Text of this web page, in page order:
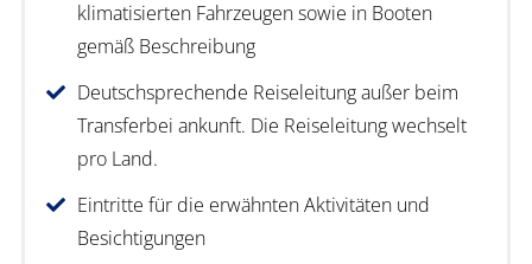
klimatisierten Fahrzeugen sowie in Booten
gemäß Beschreibung
Deutschsprechende Reiseleitung außer beim
Transferbei ankunft. Die Reiseleitung wechselt
pro Land.
Eintritte für die erwähnten Aktivitäten und
Besichtigungen